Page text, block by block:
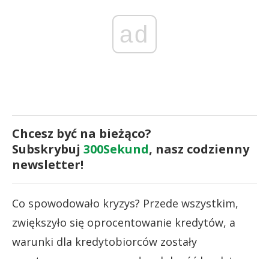
ad
Chcesz być na bieżąco?
Subskrybuj 300Sekund, nasz codzienny
newsletter!
Co spowodowało kryzys? Przede wszystkim,
zwiększyło się oprocentowanie kredytów, a
warunki dla kredytobiorców zostały